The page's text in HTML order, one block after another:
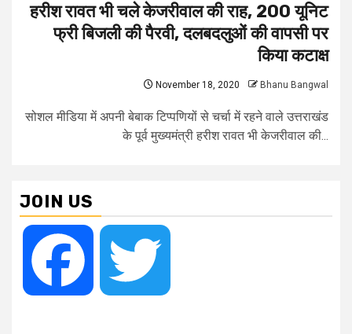
हरीश रावत भी चले केजरीवाल की राह, 200 यूनिट
फ्री बिजली की पैरवी, दलबदलुओं की वापसी पर
किया कटाक्ष
November 18, 2020 Bhanu Bangwal
सोशल मीडिया में अपनी बेबाक टिप्पणियों से चर्चा में रहने वाले उत्तराखंड
के पूर्व मुख्यमंत्री हरीश रावत भी केजरीवाल की...
JOIN US
Facebook